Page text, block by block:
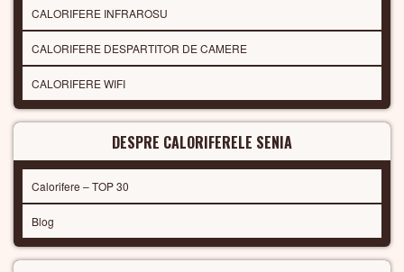
CALORIFERE INFRAROSU
CALORIFERE DESPARTITOR DE CAMERE
CALORIFERE WIFI
DESPRE CALORIFERELE SENIA
Calorifere – TOP 30
Blog